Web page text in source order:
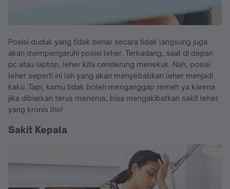
Posisi duduk yang tidak benar secara tidak langsung juga
akan mempengaruhi posisi leher. Terkadang, saat di depan
pc atau laptop, leher kita cenderung menekuk. Nah, posisi
leher seperti ini lah yang akan menyebabkan leher menjadi
kaku. Tapi, kamu tidak boleh menganggap remeh ya karena
jika dibiarkan terus menerus, bisa mengakibatkan sakit leher
yang kronis lho!
Sakit Kepala